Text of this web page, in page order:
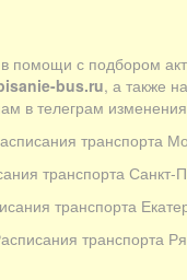
помощи с подбором
bus.ru, а также
в телеграм
транспорта
транспорта Санкт-
транспорта
транспорта